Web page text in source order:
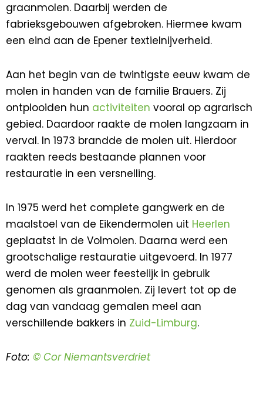
graanmolen. Daarbij werden de
fabrieksgebouwen afgebroken. Hiermee kwam
een eind aan de Epener textielnijverheid.
Aan het begin van de twintigste eeuw kwam de
molen in handen van de familie Brauers. Zij
ontplooiden hun activiteiten vooral op agrarisch
gebied. Daardoor raakte de molen langzaam in
verval. In 1973 brandde de molen uit. Hierdoor
raakten reeds bestaande plannen voor
restauratie in een versnelling.
In 1975 werd het complete gangwerk en de
maalstoel van de Eikendermolen uit Heerlen
geplaatst in de Volmolen. Daarna werd een
grootschalige restauratie uitgevoerd. In 1977
werd de molen weer feestelijk in gebruik
genomen als graanmolen. Zij levert tot op de
dag van vandaag gemalen meel aan
verschillende bakkers in Zuid-Limburg.
Foto: © Cor Niemantsverdriet